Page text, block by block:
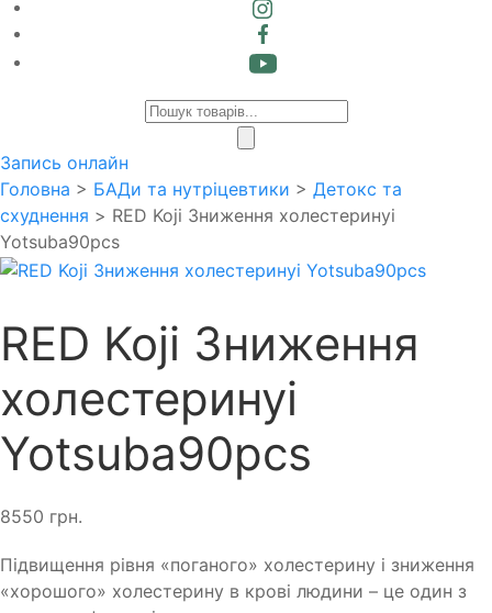
Products
Запись онлайн
Головна > БАДи та нутріцевтики > Детокс та
схуднення > RED Kojі Зниження холестеринуi
Yotsuba90pcs
RED Kojі Зниження
холестеринуi
Yotsuba90pcs
8550 грн.
Підвищення рівня «поганого» холестерину і зниження
«хорошого» холестерину в крові людини – це один з